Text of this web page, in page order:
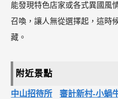
能發現特色店家或各式異國風
召喚，讓人無從選擇起，這時
藏。
附近景點
中山招待所
審計新村-小蝸